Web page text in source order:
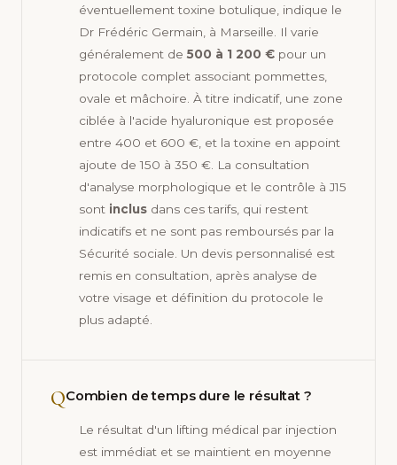
éventuellement toxine botulique, indique le
Dr Frédéric Germain, à Marseille. Il varie
généralement de 500 à 1 200 € pour un
protocole complet associant pommettes,
ovale et mâchoire. À titre indicatif, une zone
ciblée à l'acide hyaluronique est proposée
entre 400 et 600 €, et la toxine en appoint
ajoute de 150 à 350 €. La consultation
d'analyse morphologique et le contrôle à J15
sont inclus dans ces tarifs, qui restent
indicatifs et ne sont pas remboursés par la
Sécurité sociale. Un devis personnalisé est
remis en consultation, après analyse de
votre visage et définition du protocole le
plus adapté.
QCombien de temps dure le résultat ?
Le résultat d'un lifting médical par injection
est immédiat et se maintient en moyenne